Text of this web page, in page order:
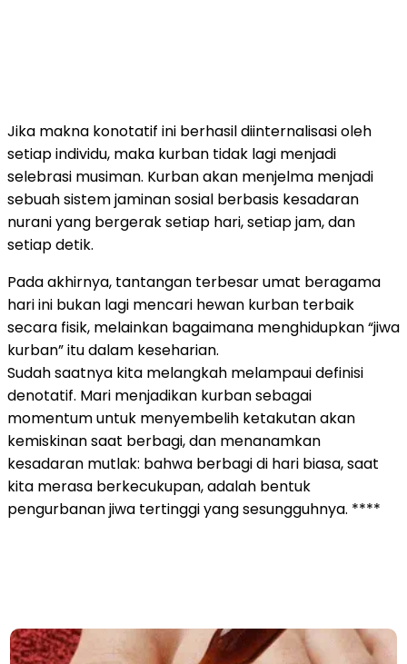
Jika makna konotatif ini berhasil diinternalisasi oleh
setiap individu, maka kurban tidak lagi menjadi
selebrasi musiman. Kurban akan menjelma menjadi
sebuah sistem jaminan sosial berbasis kesadaran
nurani yang bergerak setiap hari, setiap jam, dan
setiap detik.
Pada akhirnya, tantangan terbesar umat beragama
hari ini bukan lagi mencari hewan kurban terbaik
secara fisik, melainkan bagaimana menghidupkan “jiwa
kurban” itu dalam keseharian.
Sudah saatnya kita melangkah melampaui definisi
denotatif. Mari menjadikan kurban sebagai
momentum untuk menyembelih ketakutan akan
kemiskinan saat berbagi, dan menanamkan
kesadaran mutlak: bahwa berbagi di hari biasa, saat
kita merasa berkecukupan, adalah bentuk
pengurbanan jiwa tertinggi yang sesungguhnya. ****